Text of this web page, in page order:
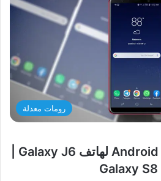
رومات معدلة